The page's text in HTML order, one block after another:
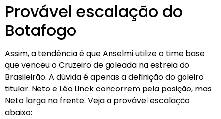
Provável escalação do
Botafogo
Assim, a tendência é que Anselmi utilize o time base
que venceu o Cruzeiro de goleada na estreia do
Brasileirão. A dúvida é apenas a definição do goleiro
titular. Neto e Léo Linck concorrem pela posição, mas
Neto larga na frente. Veja a provável escalação
abaixo: